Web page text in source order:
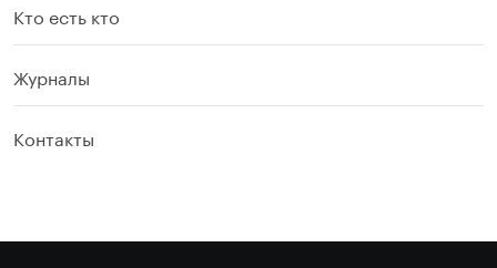
Кто есть кто
Журналы
Контакты